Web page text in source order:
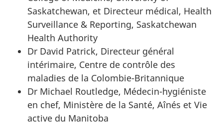
Saskatchewan, et Directeur médical, Health
Surveillance & Reporting, Saskatchewan
Health Authority
Dr David Patrick, Directeur général
intérimaire, Centre de contrôle des
maladies de la Colombie-Britannique
Dr Michael Routledge, Médecin-hygiéniste
en chef, Ministère de la Santé, Aînés et Vie
active du Manitoba